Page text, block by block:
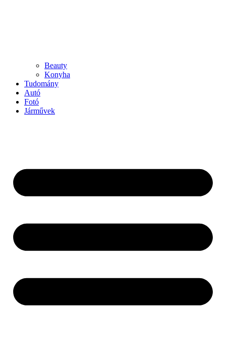
Beauty
Konyha
Tudomány
Autó
Fotó
Járművek